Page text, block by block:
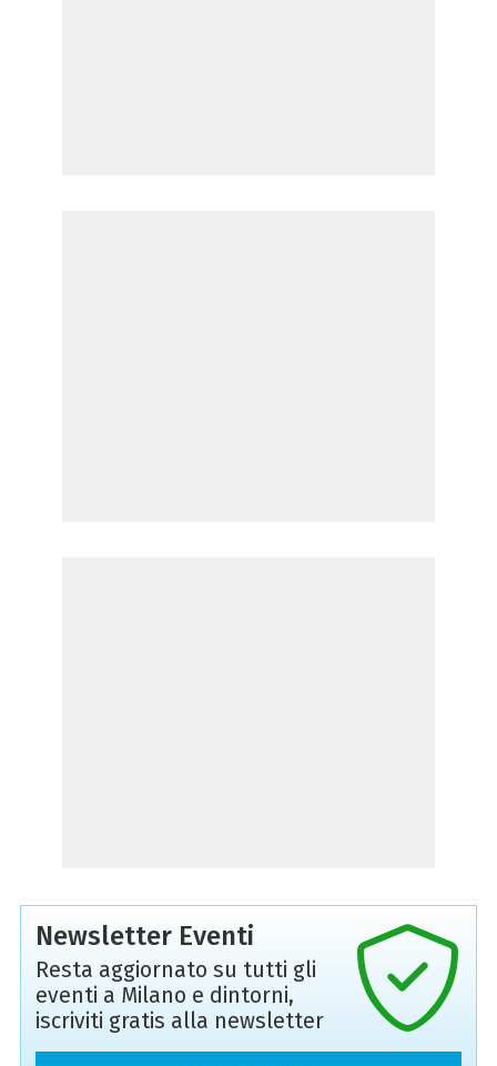
Newsletter Eventi
Resta aggiornato su tutti gli
eventi a Milano e dintorni,
iscriviti gratis alla newsletter